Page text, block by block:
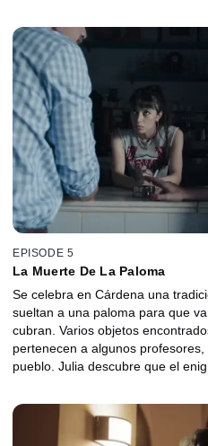
la mató”.
EPISODE 5
La Muerte De La Paloma
Se celebra en Cárdena una
sueltan a una paloma para que
cubran. Varios objetos
pertenecen a algunos
pueblo. Julia descubre que el
poner nervioso al asesino.